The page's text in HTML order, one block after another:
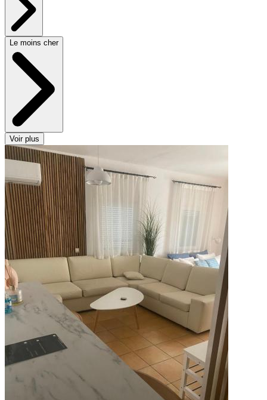
Le moins cher
Voir plus